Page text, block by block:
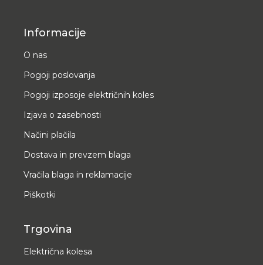
Informacije
O nas
Pogoji poslovanja
Pogoji izposoje električnih koles
Izjava o zasebnosti
Načini plačila
Dostava in prevzem blaga
Vračila blaga in reklamacije
Piškotki
Trgovina
Električna kolesa